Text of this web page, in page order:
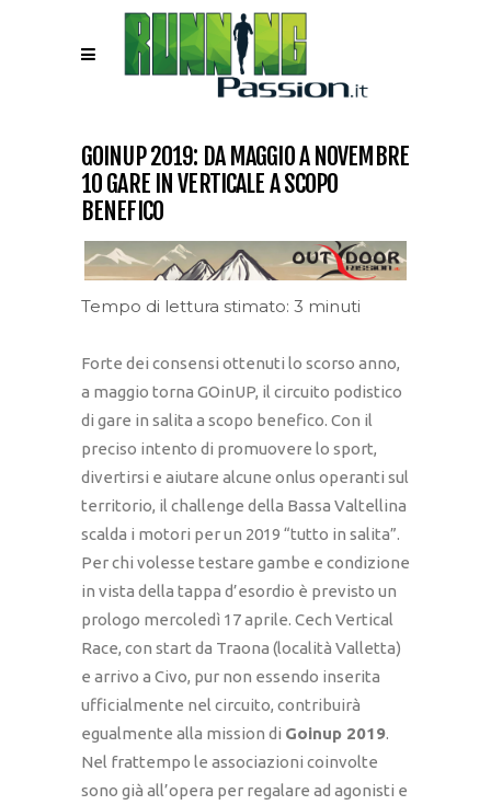
GOINUP 2019: DA MAGGIO A NOVEMBRE
10 GARE IN VERTICALE A SCOPO
BENEFICO
Tempo di lettura stimato: 3 minuti
Forte dei consensi ottenuti lo scorso anno,
a maggio torna GOinUP, il circuito podistico
di gare in salita a scopo benefico. Con il
preciso intento di promuovere lo sport,
divertirsi e aiutare alcune onlus operanti sul
territorio, il challenge della Bassa Valtellina
scalda i motori per un 2019 “tutto in salita”.
Per chi volesse testare gambe e condizione
in vista della tappa d’esordio è previsto un
prologo mercoledì 17 aprile. Cech Vertical
Race, con start da Traona (località Valletta)
e arrivo a Civo, pur non essendo inserita
ufficialmente nel circuito, contribuirà
egualmente alla mission di Goinup 2019.
Nel frattempo le associazioni coinvolte
sono già all’opera per regalare ad agonisti e